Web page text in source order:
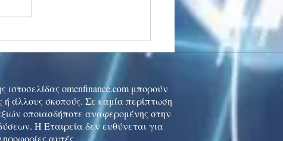
tech rally cools
ιστοσελίδας omenfinance.com μπορούν
ή άλλους σκοπούς. Σε καμία περίπτωση
οποιασδήποτε αναφερομένης στην
Η Εταιρεία δεν ευθύνεται για